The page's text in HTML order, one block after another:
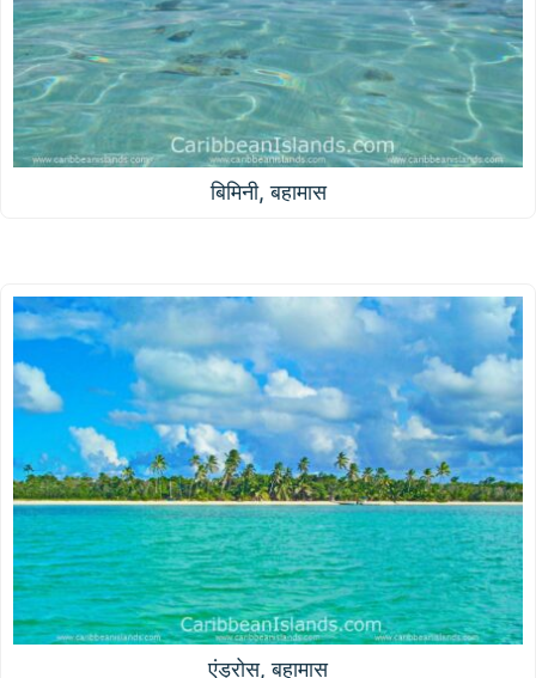
बिमिनी, बहामास
एंड्रोस, बहामास